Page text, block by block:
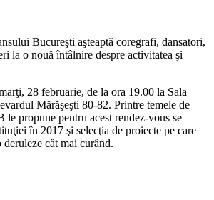
Bucureşti aşteaptă coregrafi, dansatori,
la o nouă întâlnire despre activitatea şi
28 februarie, de la ora 19.00 la Sala
Mărăşeşti 80-82. Printre temele de
le propune pentru acest rendez-vous se
în 2017 şi selecţia de proiecte pe care
cât mai curând.